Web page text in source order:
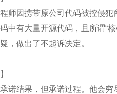
师因携带原公司代码被控侵
中有大量开源代码，且所谓“
，做出了不起诉决定。
诺结果，但承诺过程。他会